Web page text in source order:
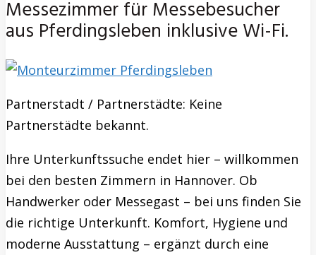
Messezimmer für Messebesucher
aus Pferdingsleben inklusive Wi-Fi.
Partnerstadt / Partnerstädte: Keine
Partnerstädte bekannt.
Ihre Unterkunftssuche endet hier – willkommen
bei den besten Zimmern in Hannover. Ob
Handwerker oder Messegast – bei uns finden Sie
die richtige Unterkunft. Komfort, Hygiene und
moderne Ausstattung – ergänzt durch eine